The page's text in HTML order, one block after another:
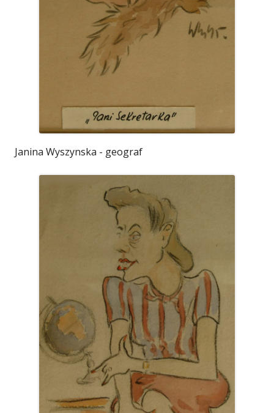
Janina Wyszynska - geograf